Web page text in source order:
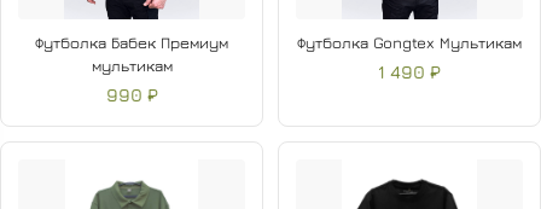
Футболка Бабек Премиум
мультикам
990 ₽
Футболка Gongtex Мультикам
1 490 ₽